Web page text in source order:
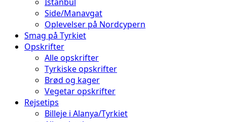
Side/Manavgat
Oplevelser på Nordcypern
Smag på Tyrkiet
Opskrifter
Alle opskrifter
Tyrkiske opskrifter
Brød og kager
Vegetar opskrifter
Rejsetips
Billeje i Alanya/Tyrkiet